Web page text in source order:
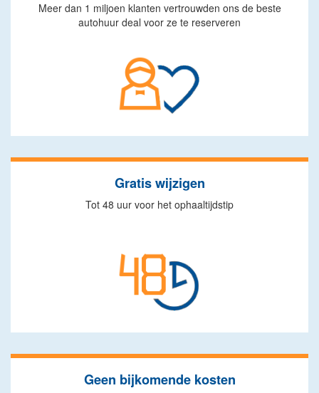
Meer dan 1 miljoen klanten vertrouwden ons de beste
autohuur deal voor ze te reserveren
Gratis wijzigen
Tot 48 uur voor het ophaaltijdstip
Geen bijkomende kosten